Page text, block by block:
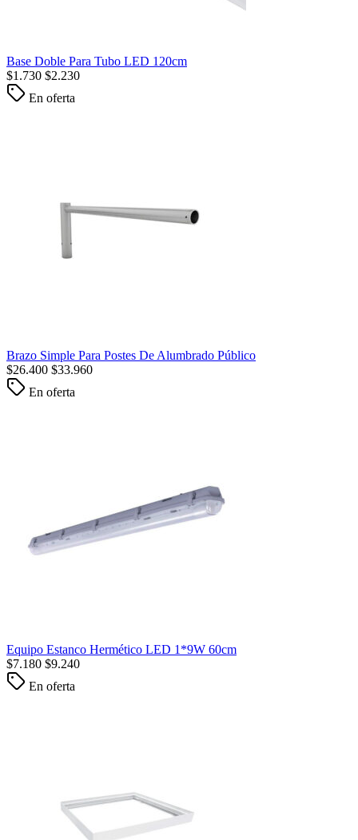
Base Doble Para Tubo LED 120cm
$1.730 $2.230
En oferta
Brazo Simple Para Postes De Alumbrado Público
$26.400 $33.960
En oferta
Equipo Estanco Hermético LED 1*9W 60cm
$7.180 $9.240
En oferta